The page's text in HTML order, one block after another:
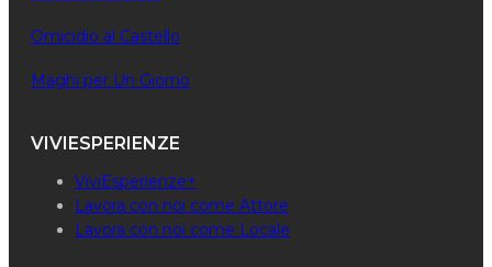
Omicidio al Castello
Maghi per Un Giorno
VIVIESPERIENZE
ViviEsperienze+
Lavora con noi come Attore
Lavora con noi come Locale